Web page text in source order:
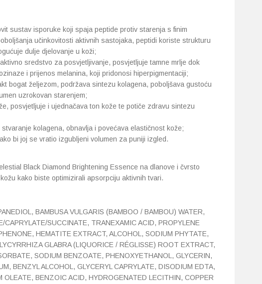
sustav isporuke koji spaja peptide protiv starenja s finim
učinkovitosti aktivnih sastojaka, peptidi koriste strukturu
dulje djelovanje u koži;
sredstvo za posvjetljivanje, posvjetljuje tamne mrlje dok
i prijenos melanina, koji pridonosi hiperpigmentaciji;
bogat željezom, podržava sintezu kolagena, poboljšava gustoću
uzrokovan starenjem;
posvjetljuje i ujednačava ton kože te potiče zdravu sintezu
kolagena, obnavlja i povećava elastičnost kože;
bi joj se vratio izgubljeni volumen za puniji izgled.
Black Diamond Brightening Essence na dlanove i čvrsto
kako biste optimizirali apsorpciju aktivnih tvari.
BAMBUSA VULGARIS (BAMBOO / BAMBOU) WATER,
CAPRYLATE/SUCCINATE, TRANEXAMIC ACID, PROPYLENE
HEMATITE EXTRACT, ALCOHOL, SODIUM PHYTATE,
GLABRA (LIQUORICE / RÉGLISSE) ROOT EXTRACT,
SODIUM BENZOATE, PHENOXYETHANOL, GLYCERIN,
BENZYL ALCOHOL, GLYCERYL CAPRYLATE, DISODIUM EDTA,
OLEATE, BENZOIC ACID, HYDROGENATED LECITHIN, COPPER